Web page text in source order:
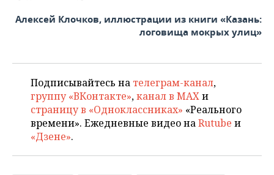
Алексей Клочков, иллюстрации из книги «Казань:
логовища мокрых улиц»
Подписывайтесь на телеграм-канал,
группу «ВКонтакте»,канал в MAXи
страницу в «Одноклассниках» «Реального
времени». Ежедневные видео наRutube и
«Дзене».